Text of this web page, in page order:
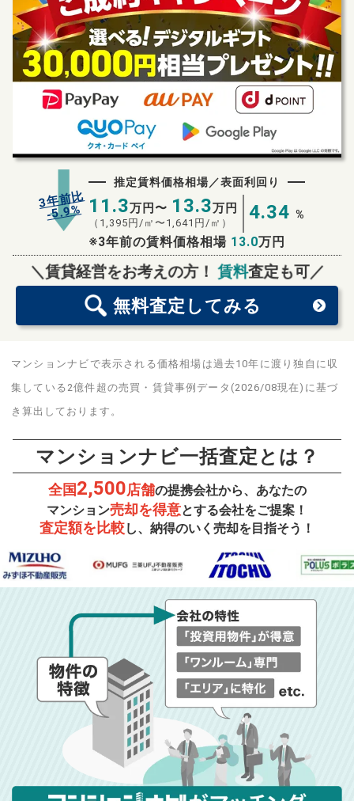
3年前比
-5.9%
推定賃料価格相場／表面利回り
11.3万円〜 13.3万円
（ 1,395 円/㎡〜 1,641 円/㎡） 4.34 %
※3年前の賃料価格相場 13.0万円
＼賃貸経営をお考えの方！ 賃料査定も可／
無料査定 してみる
無料査定スタート！
マンションナビで表示される価格相場は過去10年に渡り独自に収
集している2億件超の売買・賃貸事例データ(2026/08現在)に基づ
き算出しております。
マンションナビ一括査定とは？
全国2,500店舗の提携会社から、あなたの
マンション売却を得意とする会社をご提案！
査定額を比較し、納得のいく売却を目指そう！